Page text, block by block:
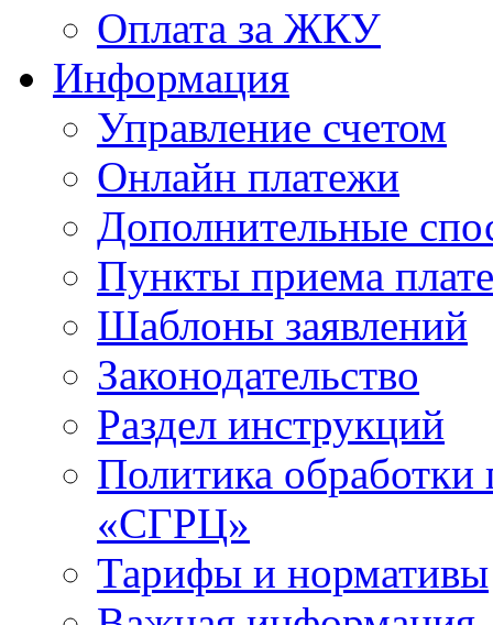
Оплата за ЖКУ
Информация
Управление счетом
Онлайн платежи
Дополнительные
Пункты приема
Шаблоны заявлений
Законодательство
Раздел инструкций
Политика
«СГРЦ»
Тарифы и нормативы